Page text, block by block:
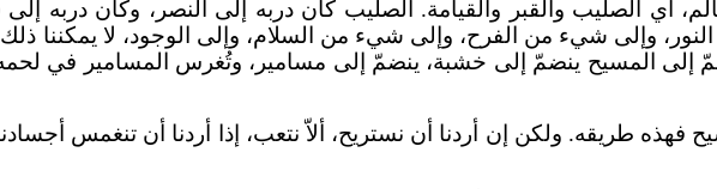
أي الصليب والقبر والقيامة. الصليب كان دربه إلى النصر، وكان دربه إلى
وإلى شيء من الفرح، وإلى شيء من السلام، وإلى الوجود، لا يمكننا ذلك
إلى المسيح ينضمّ إلى خشبة، ينضمّ إلى مسامير، وتُغرس المسامير في
فهذه طريقه. ولكن إن أردنا أن نستريح، ألاّ نتعب، إذا أردنا أن تنغمس